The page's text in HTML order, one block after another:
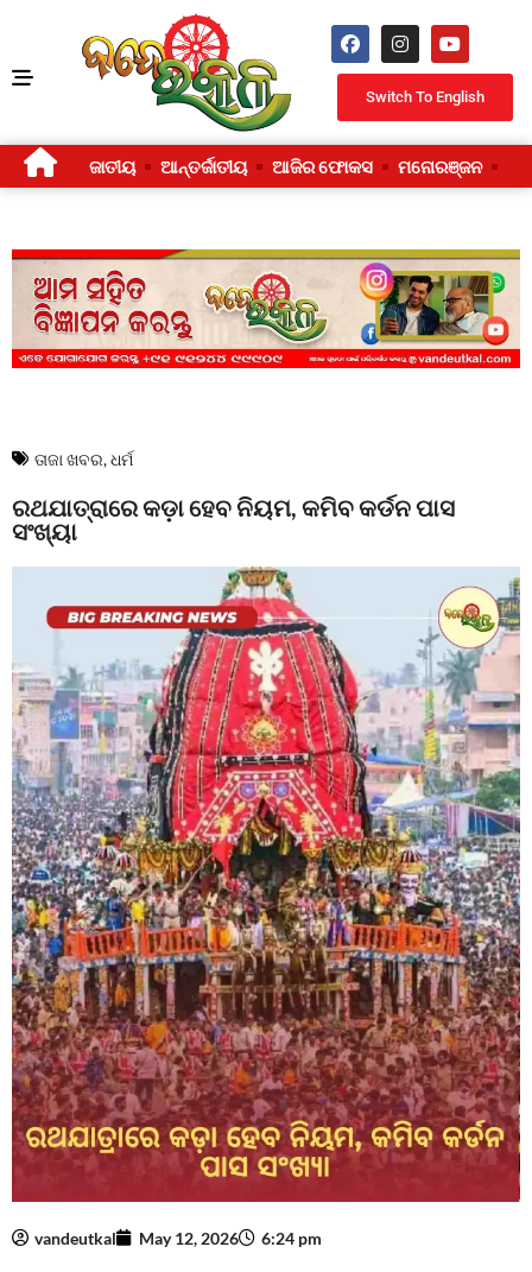
Switch To English
ଜାତୀୟ ଆନ୍ତର୍ଜାତୀୟ ଆଜିର ଫୋକସ ମନୋରଞ୍ଜନ
ତାଜା ଖବର,ଧର୍ମ
ରଥଯାତ୍ରାରେ କଡ଼ା ହେବ ନିୟମ, କମିବ କର୍ଡନ ପାସ
ସଂଖ୍ୟା
vandeutkal May 12, 2026 6:24 pm